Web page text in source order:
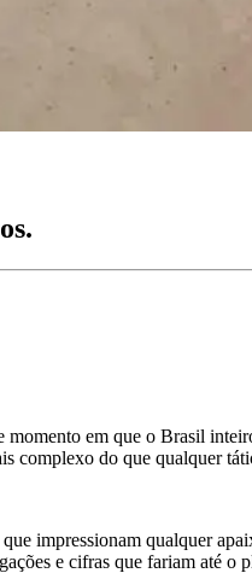
em que o Brasil
complexo do que qualquer
impressionam qualquer
e cifras que fariam até o